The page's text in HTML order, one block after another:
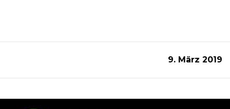
9. März 2019